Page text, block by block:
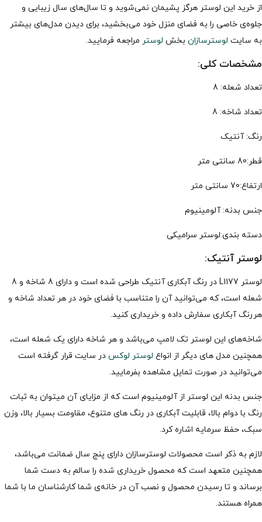
از خرید این لوستر هرگز پشیمان نمی‌شوید و تا سال‌های سال زیبایی و
جلوه‌ی خاصی را به فضای منزل خود می‌بخشید، برای دیدن مدل‌های بیشتر
به سایت لوسترسازان بخش لوستر مراجعه فرمایید.
مشخصات کلی:
تعداد شعله: 8
تعداد شاخه: 8
رنگ: آنتیک
قطر:80 سانتی متر
ارتفاع:70 سانتی متر
جنس بدنه: آلومینیوم
دسته بندی:لوستر سرامیکی
لوستر آنتیک:
لوستر L1177 در رنگ آبکاری آنتیک طراحی شده است و دارای 8 شاخه و 8
شعله است، که می‌توانید آن را متناسب با فضای خود در هر تعداد شاخه و
هررنگ آبکاری سفارش داده و خریداری کنید.
شاخه‌های این لوستر تک لامپ می‌باشد و هر شاخه دارای یک شعله است،
همچنین مدل های دیگر از انواع لوستر لوکس در سایت قرار گرفته است
می‌توانید در صورت تمایل مشاهده بفرمایید.
جنس بدنه این لوستر از آلومینیوم است که از مزایای آن میتوان به ثبات
رنگ با دوام بالا، قابلیت آبکاری در رنگ های متنوع، مقاومت بسیار بالا، وزن
سبک، حفظ سرمایه اشاره کرد.
لازم به ذکر است محصولات لوسترسازان دارای پنج سال ضمانت می‌باشد،
همچنین متعهد است که محصول خریداری شده را سالم به دست شما
برساند و تا رسیدن محصول و نصب آن در خانه‌ی شما کارشناسان ما با شما
همراه هستند.